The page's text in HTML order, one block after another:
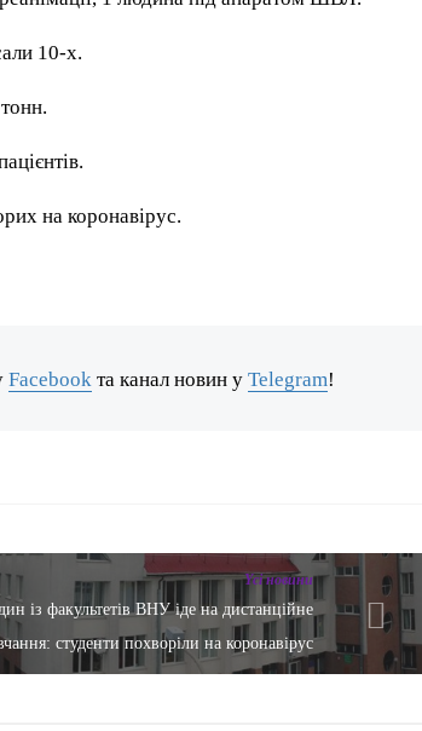
10-х.
на коронавірус.
Facebook та канал новин уTelegram!
Yсі новини
із факультетів ВНУ іде на дистанційне
студенти похворіли на коронавірус